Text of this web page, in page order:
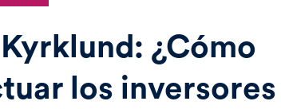
¿Cómo
los inversores